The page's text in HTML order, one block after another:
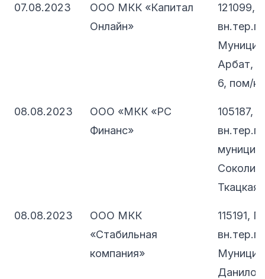
07.08.2023
ООО МКК «Капитал
Онлайн»
121099,
вн.тер.г.
Арбат,
6, пом/
08.08.2023
ООО «МКК «РС
Финанс»
105187,
вн.тер.г.
08.08.2023
ООО МКК
«Стабильная
компания»
115191,
вн.тер.г.